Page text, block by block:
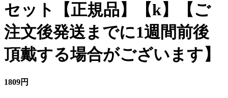
セット【正規品】【k】【ご
注文後発送までに1週間前後
頂戴する場合がございます】
1809円